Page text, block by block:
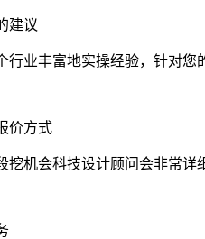
建议
行业丰富地实操经验，针对
价方式
挖机会科技设计顾问会非常